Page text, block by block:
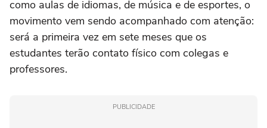
como aulas de idiomas, de música e de esportes, o
movimento vem sendo acompanhado com atenção:
será a primeira vez em sete meses que os
estudantes terão contato físico com colegas e
professores.
PUBLICIDADE